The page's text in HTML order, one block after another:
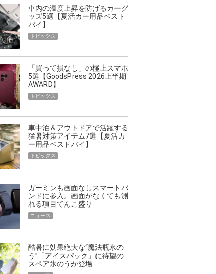
車内の温度上昇を防げるカーグ
ッズ5選【夏活カー用品ベスト
バイ】
トピックス
「買って損なし」の極上スマホ
5選【GoodsPress 2026上半期
AWARD】
トピックス
車中泊＆アウトドアで活躍する
猛暑対策アイテム7選【夏活カ
ー用品ベストバイ】
トピックス
ガーミンも画面なしスマートバ
ンドに参入。画面がなくても測
れる項目てんこ盛り
ニュース
酷暑に効果絶大な“魔法瓶氷の
う”「アイスパック」に待望の
スペア氷のうが登場